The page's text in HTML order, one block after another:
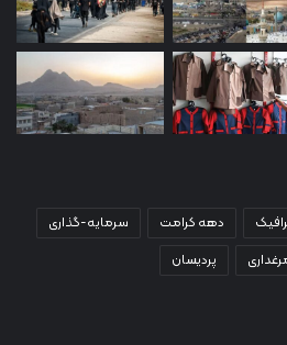
دهه کرامت
سرمایه-گذاری
پردیسان